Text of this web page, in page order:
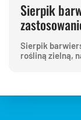
Sierpik
Sierpik
rośliną zielną,